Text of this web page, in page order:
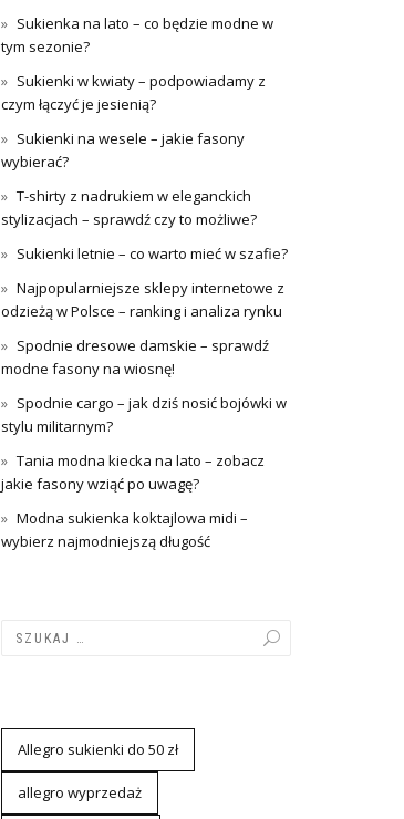
Sukienka na lato – co będzie modne w
tym sezonie?
Sukienki w kwiaty – podpowiadamy z
czym łączyć je jesienią?
Sukienki na wesele – jakie fasony
wybierać?
T-shirty z nadrukiem w eleganckich
stylizacjach – sprawdź czy to możliwe?
Sukienki letnie – co warto mieć w szafie?
Najpopularniejsze sklepy internetowe z
odzieżą w Polsce – ranking i analiza rynku
Spodnie dresowe damskie – sprawdź
modne fasony na wiosnę!
Spodnie cargo – jak dziś nosić bojówki w
stylu militarnym?
Tania modna kiecka na lato – zobacz
jakie fasony wziąć po uwagę?
Modna sukienka koktajlowa midi –
wybierz najmodniejszą długość
Allegro sukienki do 50 zł
allegro wyprzedaż